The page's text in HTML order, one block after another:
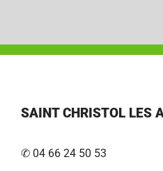
SAINT CHRISTOL LES
✆ 04 66 24 50 53